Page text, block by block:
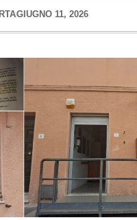
GIUGNO 11, 2026